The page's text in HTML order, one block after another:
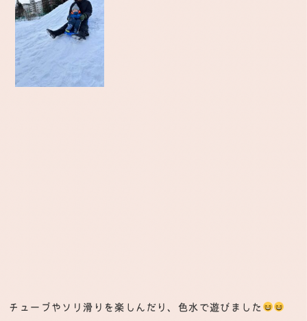
チューブやソリ滑りを楽しんだり、色水で遊びました